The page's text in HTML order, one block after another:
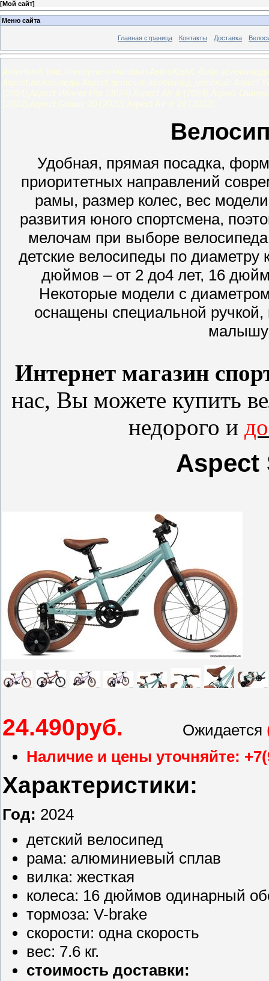
[Мой сайт]
Меню сайта
Главная страница Контакты Доставка
Удобная, прямая посадка,
приоритетных направлений
рамы, размер колес, вес
развития юного спортсмена,
мелочам при выборе
детские велосипеды по диаметру
дюймов – от 2 до4 лет, 16
Некоторые модели с
оснащены специальной
малышу
Интернет магазин
нас, Вы можете купить
недорого и
Aspect
24.490руб. Ожидается
Наличие и цены уточняйте:
Характеристики:
Год: 2024
детский велосипед
рама: алюминиевый сплав
вилка: жесткая
колеса: 16 дюймов одинарный
тормоза: V-brake
скорости: одна скорость
вес: 7.6 кг.
стоимость доставки: